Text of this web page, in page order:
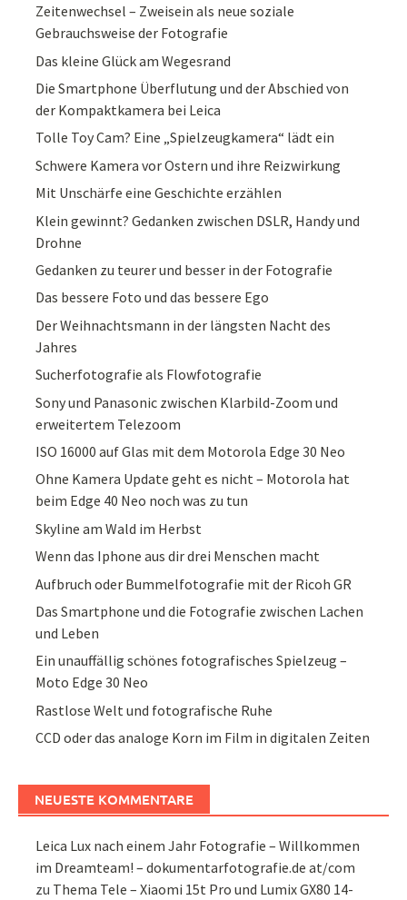
Zeitenwechsel – Zweisein als neue soziale
Gebrauchsweise der Fotografie
Das kleine Glück am Wegesrand
Die Smartphone Überflutung und der Abschied von
der Kompaktkamera bei Leica
Tolle Toy Cam? Eine „Spielzeugkamera“ lädt ein
Schwere Kamera vor Ostern und ihre Reizwirkung
Mit Unschärfe eine Geschichte erzählen
Klein gewinnt? Gedanken zwischen DSLR, Handy und
Drohne
Gedanken zu teurer und besser in der Fotografie
Das bessere Foto und das bessere Ego
Der Weihnachtsmann in der längsten Nacht des
Jahres
Sucherfotografie als Flowfotografie
Sony und Panasonic zwischen Klarbild-Zoom und
erweitertem Telezoom
ISO 16000 auf Glas mit dem Motorola Edge 30 Neo
Ohne Kamera Update geht es nicht – Motorola hat
beim Edge 40 Neo noch was zu tun
Skyline am Wald im Herbst
Wenn das Iphone aus dir drei Menschen macht
Aufbruch oder Bummelfotografie mit der Ricoh GR
Das Smartphone und die Fotografie zwischen Lachen
und Leben
Ein unauffällig schönes fotografisches Spielzeug –
Moto Edge 30 Neo
Rastlose Welt und fotografische Ruhe
CCD oder das analoge Korn im Film in digitalen Zeiten
NEUESTE KOMMENTARE
Leica Lux nach einem Jahr Fotografie – Willkommen
im Dreamteam! – dokumentarfotografie.de at/com
zu Thema Tele – Xiaomi 15t Pro und Lumix GX80 14-